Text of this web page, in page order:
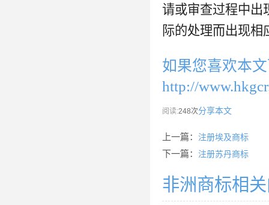
请或审查过程中出
际的处理而出现相
如果您喜欢本
http://
阅读:248次分享本文
上一篇： 注册埃及商标
下一篇： 注册苏丹商标
非洲商标相